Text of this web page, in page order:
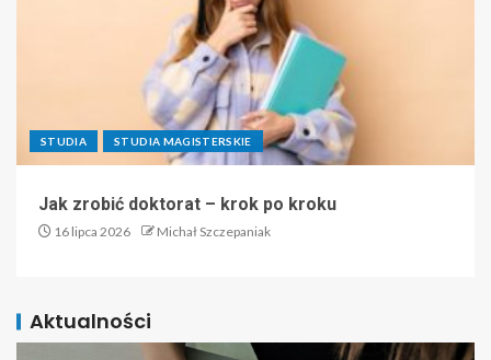
STUDIA STUDIA MAGISTERSKIE
Jak zrobić doktorat – krok po kroku
16 lipca 2026 Michał Szczepaniak
Aktualności